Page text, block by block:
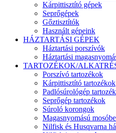
Kárpittisztító gépek
Seprőgépek
Gőztisztítók
Használt gépeink
HÁZTARTÁSI GÉPEK
Háztartási porszívók
Háztartási
TARTOZÉKOK/
Porszívó tartozékok
Kárpittisztító tartozékok
Padlósúrológép
Seprőgép tartozékok
Súroló korongok
Magasnyomású
Nilfisk és Husqvarna